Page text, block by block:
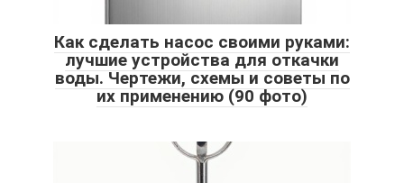
Как сделать насос своими руками:
лучшие устройства для откачки
воды. Чертежи, схемы и советы по
их применению (90 фото)